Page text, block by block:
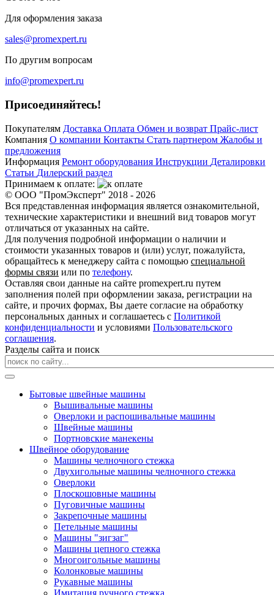
Для оформления заказа
sales@promexpert.ru
По другим вопросам
info@promexpert.ru
Присоединяйтесь!
Покупателям Доставка Оплата Обмен и возврат Прайс-лист
Компания О компании Контакты Стать партнером Жалобы и
предложения
Информация Ремонт оборудования Инструкции Деталировки
Статьи Дилерский раздел
Принимаем к оплате:
© ООО "ПромЭксперт" 2018 - 2026
Вся представленная информация является ознакомительной,
технические характеристики и внешний вид товаров могут
отличаться от указанных на сайте.
Для получения подробной информации о наличии и
стоимости указанных товаров и (или) услуг, пожалуйста,
обращайтесь к менеджеру сайта с помощью специальной
формы связи или по телефону.
Оставляя свои данные на сайте promexpert.ru путем
заполнения полей при оформлении заказа, регистрации на
сайте, и прочих формах, Вы даете согласие на обработку
персональных данных и соглашаетесь с Политикой
конфиденциальности и условиями Пользовательского
соглашения.
Разделы сайта и поиск
Бытовые швейные машины
Вышивальные машины
Оверлоки и распошивальные машины
Швейные машины
Портновские манекены
Швейное оборудование
Машины челночного стежка
Двухигольные машины челночного стежка
Оверлоки
Плоскошовные машины
Пуговичные машины
Закрепочные машины
Петельные машины
Машины "зигзаг"
Машины цепного стежка
Многоигольные машины
Колонковые машины
Рукавные машины
Имитация ручного стежка